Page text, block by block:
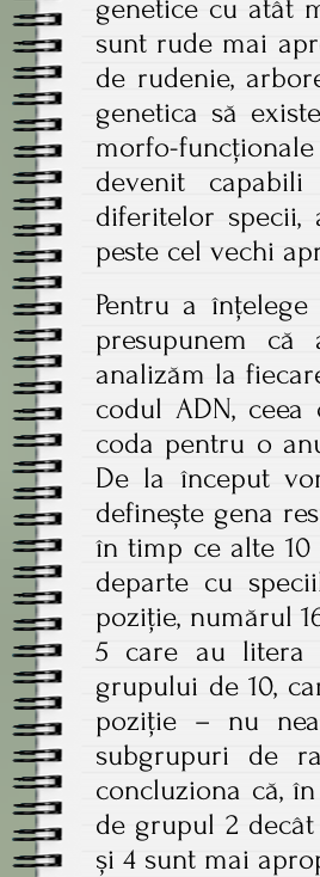
genetice cu atât
sunt rude mai
de rudenie,
genetica să
morfo-
devenit
diferitelor specii,
peste cel vechi
Pentru a
presupunem
analizăm la
codul ADN,
coda pentru o
De la început
definește gena
în timp ce alte
departe cu
poziție, numărul
5 care au litera
grupului de 10,
poziție – nu
subgrupuri de
concluziona că,
de grupul 2
și 4 sunt mai